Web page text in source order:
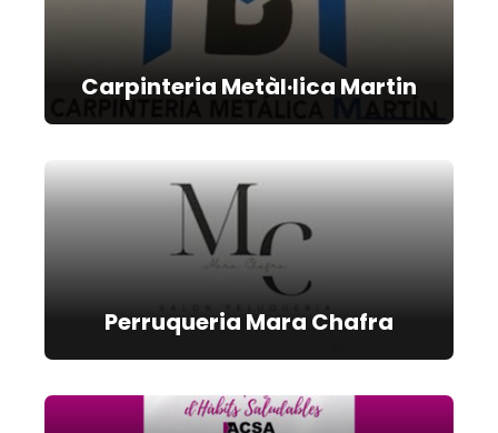
Carpinteria Metàl·lica Martin
Perruqueria Mara Chafra